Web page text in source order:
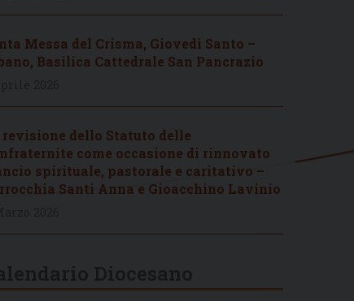
Messa del Crisma, Giovedì Santo –
Basilica Cattedrale San Pancrazio
revisione dello Statuto delle
come occasione di rinnovato
spirituale, pastorale e caritativo –
Santi Anna e Gioacchino Lavinio